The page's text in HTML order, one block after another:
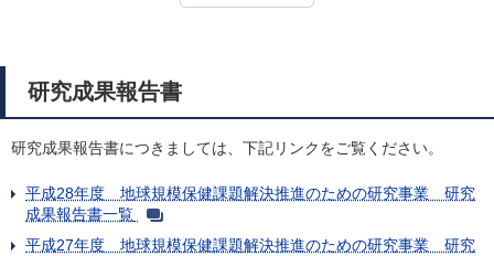
研究成果報告書
研究成果報告書につきましては、下記リンクをご覧ください。
平成28年度 地球規模保健課題解決推進のための研究事業 研究
成果報告書一覧
平成27年度 地球規模保健課題解決推進のための研究事業 研究